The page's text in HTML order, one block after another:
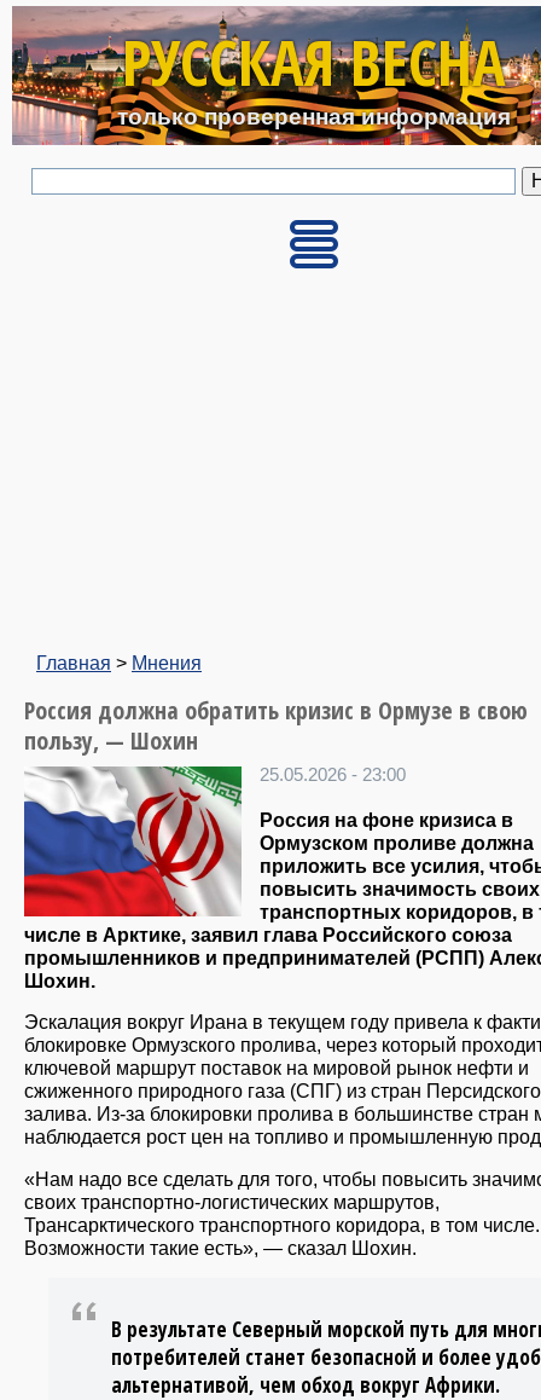
Перейти к основному
РУССКАЯ ВЕСНА
только проверенная информация
Главная > Мнения
Россия должна обратить кризис в Ормузе в свою
пользу, — Шохин
25.05.2026 - 23:00
Россия на фоне кризиса в
Ормузском проливе должна
приложить все усилия,
повысить значимость своих
транспортных коридоров, в
числе в Арктике, заявил глава Российского союза
промышленников и предпринимателей (РСПП)
Шохин.
Эскалация вокруг Ирана в текущем году привела к
блокировке Ормузского пролива, через который
ключевой маршрут поставок на мировой рынок нефти и
сжиженного природного газа (СПГ) из стран Персидского
залива. Из-за блокировки пролива в большинстве стран
наблюдается рост цен на топливо и промышленную
«Нам надо все сделать для того, чтобы повысить
своих транспортно-логистических маршрутов,
Трансарктического транспортного коридора, в том числе.
Возможности такие есть», — сказал Шохин.
В результате Северный морской путь для
потребителей станет безопасной и более
альтернативой, чем обход вокруг Африки.